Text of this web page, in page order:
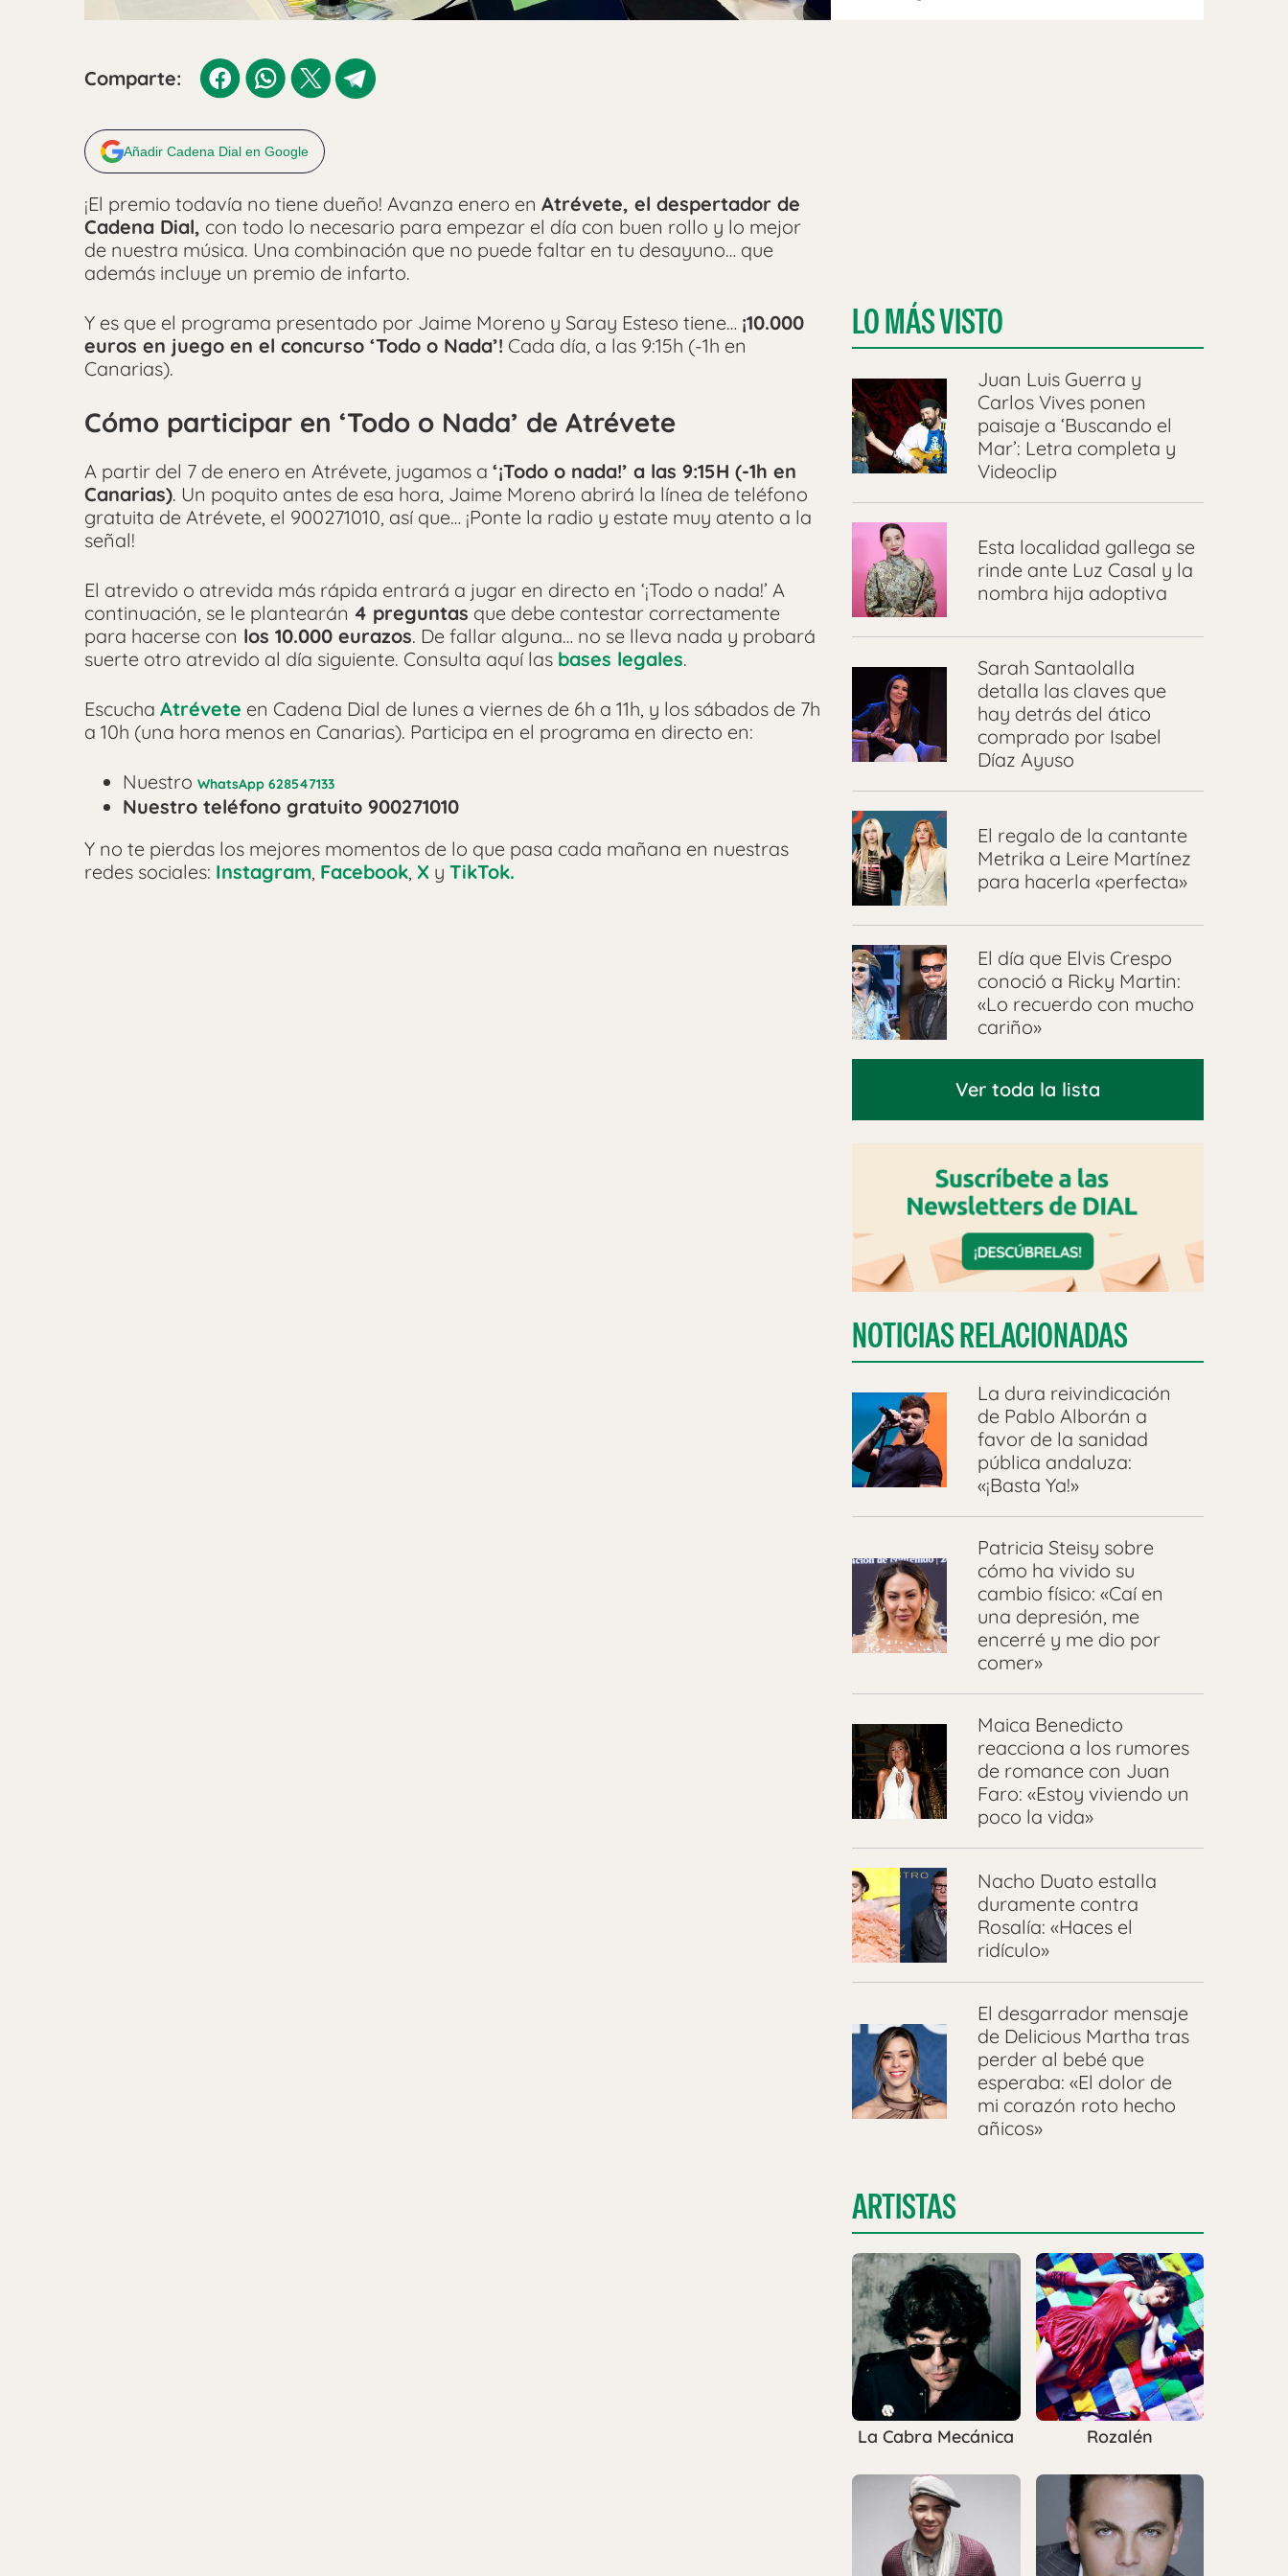
Comparte:
Añadir Cadena Dial en Google
¡El premio todavía no tiene dueño! Avanza enero en Atrévete, el despertador de
Cadena Dial, con todo lo necesario para empezar el día con buen rollo y lo mejor
de nuestra música. Una combinación que no puede faltar en tu desayuno… que
además incluye un premio de infarto.
Y es que el programa presentado por Jaime Moreno y Saray Esteso tiene… ¡10.000
euros en juego en el concurso ‘Todo o Nada’! Cada día, a las 9:15h (-1h en
Canarias).
Cómo participar en ‘Todo o Nada’ de Atrévete
A partir del 7 de enero en Atrévete, jugamos a ‘¡Todo o nada!’ a las 9:15H (-1h en
Canarias). Un poquito antes de esa hora, Jaime Moreno abrirá la línea de teléfono
gratuita de Atrévete, el 900271010, así que… ¡Ponte la radio y estate muy atento a la
señal!
El atrevido o atrevida más rápida entrará a jugar en directo en ‘¡Todo o nada!’ A
continuación, se le plantearán 4 preguntas que debe contestar correctamente
para hacerse con los 10.000 eurazos. De fallar alguna… no se lleva nada y probará
suerte otro atrevido al día siguiente. Consulta aquí las bases legales.
Escucha Atrévete en Cadena Dial de lunes a viernes de 6h a 11h, y los sábados de 7h
a 10h (una hora menos en Canarias). Participa en el programa en directo en:
Nuestro WhatsApp 628547133
Nuestro teléfono gratuito 900271010
Y no te pierdas los mejores momentos de lo que pasa cada mañana en nuestras
redes sociales: Instagram, Facebook, X y TikTok.
LO MÁS VISTO
Juan Luis Guerra y
Carlos Vives ponen
paisaje a ‘Buscando el
Mar’: Letra completa y
Videoclip
Esta localidad gallega se
rinde ante Luz Casal y la
nombra hija adoptiva
Sarah Santaolalla
detalla las claves que
hay detrás del ático
comprado por Isabel
Díaz Ayuso
El regalo de la cantante
Metrika a Leire Martínez
para hacerla «perfecta»
El día que Elvis Crespo
conoció a Ricky Martin:
«Lo recuerdo con mucho
cariño»
Ver toda la lista
NOTICIAS RELACIONADAS
La dura reivindicación
de Pablo Alborán a
favor de la sanidad
pública andaluza:
«¡Basta Ya!»
Patricia Steisy sobre
cómo ha vivido su
cambio físico: «Caí en
una depresión, me
encerré y me dio por
comer»
Maica Benedicto
reacciona a los rumores
de romance con Juan
Faro: «Estoy viviendo un
poco la vida»
Nacho Duato estalla
duramente contra
Rosalía: «Haces el
ridículo»
El desgarrador mensaje
de Delicious Martha tras
perder al bebé que
esperaba: «El dolor de
mi corazón roto hecho
añicos»
ARTISTAS
La Cabra Mecánica Rozalén